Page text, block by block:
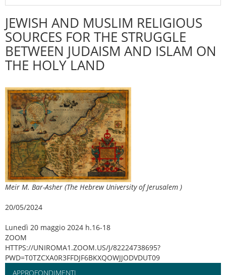
JEWISH AND MUSLIM RELIGIOUS
SOURCES FOR THE STRUGGLE
BETWEEN JUDAISM AND ISLAM ON
THE HOLY LAND
Meir M. Bar-Asher (The Hebrew University of Jerusalem )
20/05/2024
Lunedì 20 maggio 2024 h.16-18
ZOOM
HTTPS://UNIROMA1.ZOOM.US/J/82224738695?
PWD=T0TZCXA0R3FFDJF6BKXQOWJJODVDUT09
APPROFONDIMENTI